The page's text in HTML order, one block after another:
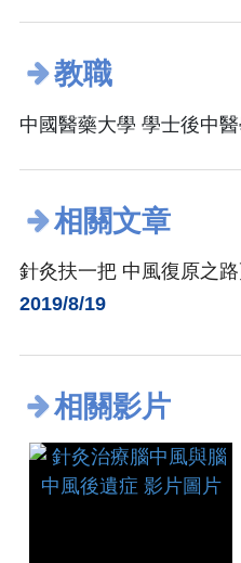
教職
中國醫藥大學 學士後中
相關文章
針灸扶一把 中風復原之
2019/8/19
相關影片